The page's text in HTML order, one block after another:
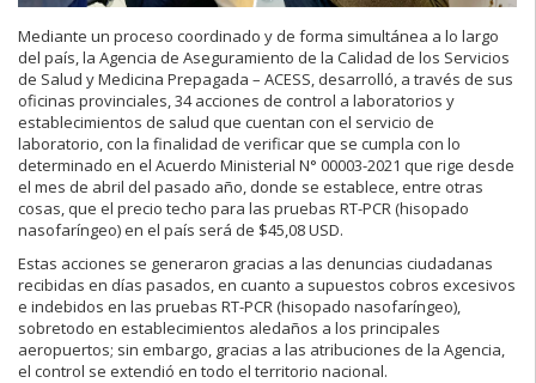
Mediante un proceso coordinado y de forma simultánea a lo largo
del país, la Agencia de Aseguramiento de la Calidad de los Servicios
de Salud y Medicina Prepagada – ACESS, desarrolló, a través de sus
oficinas provinciales, 34 acciones de control a laboratorios y
establecimientos de salud que cuentan con el servicio de
laboratorio, con la finalidad de verificar que se cumpla con lo
determinado en el Acuerdo Ministerial N° 00003-2021 que rige desde
el mes de abril del pasado año, donde se establece, entre otras
cosas, que el precio techo para las pruebas RT-PCR (hisopado
nasofaríngeo) en el país será de $45,08 USD.
Estas acciones se generaron gracias a las denuncias ciudadanas
recibidas en días pasados, en cuanto a supuestos cobros excesivos
e indebidos en las pruebas RT-PCR (hisopado nasofaríngeo),
sobretodo en establecimientos aledaños a los principales
aeropuertos; sin embargo, gracias a las atribuciones de la Agencia,
el control se extendió en todo el territorio nacional.